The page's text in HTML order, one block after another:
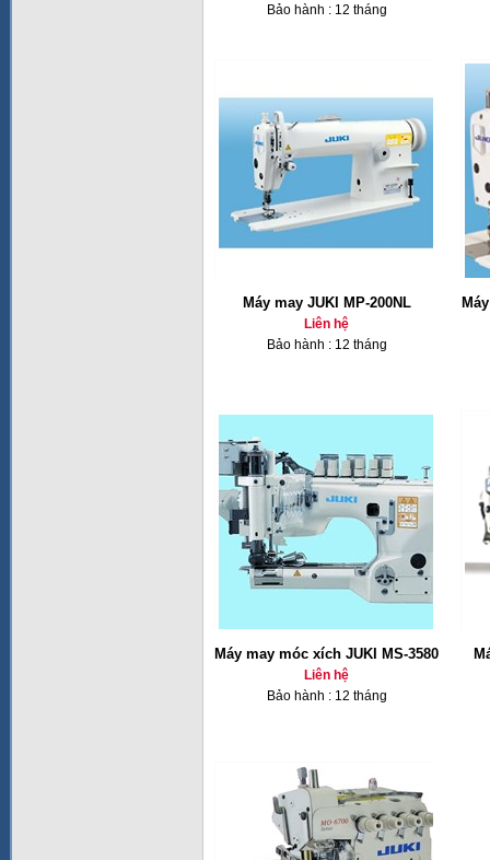
Bảo hành : 12 tháng
Máy may JUKI MP-200NL
Liên hệ
Bảo hành : 12 tháng
Máy may móc xích JUKI MS-3580
Liên hệ
Bảo hành : 12 tháng